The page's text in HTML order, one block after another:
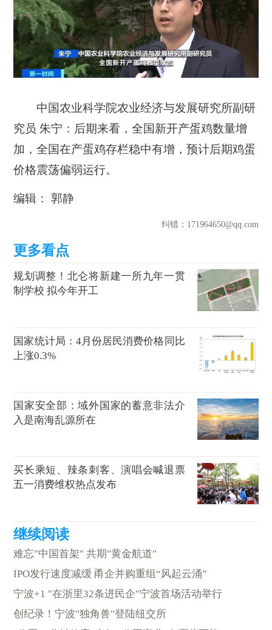
中国农业科学院农业经济与发展研究所副研
究员 朱宁： 后期来看，全国新开产蛋鸡数量增
加，全国在产蛋鸡存栏稳中有增，预计后期鸡蛋
价格震荡偏弱运行。
编辑： 郭静
纠错：171964650@qq.com
规划调整！北仑将新建一所九年一贯
制学校 拟今年开工
国家统计局：4月份居民消费价格同比
上涨0.3%
国家安全部：域外国家的蓄意非法介
入是南海乱源所在
买长乘短、辣条刺客、演唱会喊退票
五一消费维权热点发布
难忘"中国首架" 共期"黄金航道"
IPO发行速度减缓 甬企并购重组“风起云涌”
宁波+1 "在浙里32条进民企"宁波首场活动举行
创纪录！宁波"独角兽"登陆纽交所